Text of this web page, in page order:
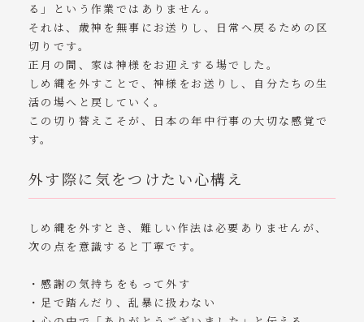
る」という作業ではありません。
それは、歳神を無事にお送りし、日常へ戻るための区
切りです。
正月の間、家は神様をお迎えする場でした。
しめ縄を外すことで、神様をお送りし、自分たちの生
活の場へと戻していく。
この切り替えこそが、日本の年中行事の大切な感覚で
す。
外す際に気をつけたい心構え
しめ縄を外すとき、難しい作法は必要ありませんが、
次の点を意識すると丁寧です。
・感謝の気持ちをもって外す
・足で踏んだり、乱暴に扱わない